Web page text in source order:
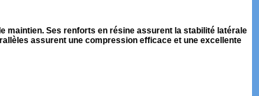
maintien. Ses renforts en résine assurent la stabilité latérale
assurent une compression efficace et une excellente